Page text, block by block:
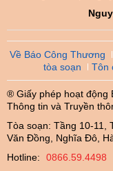
Về Báo Công Thương
tòa soạn
Tôn
® Giấy phép hoạt động
Thông tin và Truyền
Tòa soạn: Tầng 10-11,
Văn Đồng, Nghĩa Đô,
Hotline:
0866.59.4498